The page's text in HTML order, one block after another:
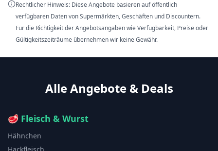
Rechtlicher Hinweis: Diese Angebote basieren auf öffentlich
verfügbaren Daten von Supermärkten, Geschäften und Discountern.
Für die Richtigkeit der Angebotsangaben wie Verfügbarkeit, Preise oder
Gültigkeitszeiträume übernehmen wir keine Gewähr.
Alle Angebote & Deals
🥩 Fleisch & Wurst
Hähnchen